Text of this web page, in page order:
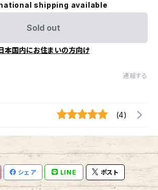
shipping available
Sold out
本国内にお住まいの方向け
通報する
(4)
シェア LINE ポスト